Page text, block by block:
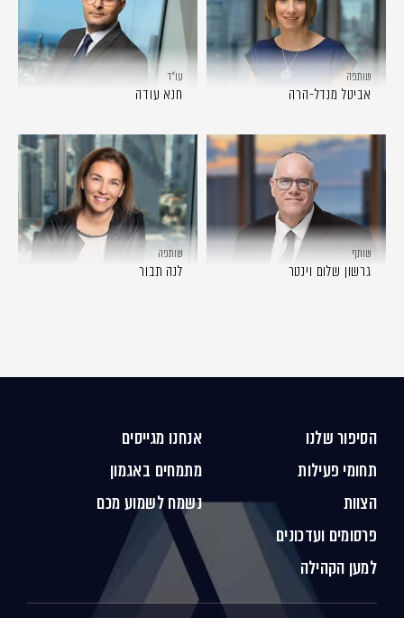
שותפה
אביטל מנדל-הרה
עו״ד
חנא עודה
שותף
גרשון שלום וינטר
שותפה
לנה תבור
הסיפור שלנו
תחומי פעילות
הצוות
פרסומים ועדכונים
למען הקהילה
אנחנו מגייסים
מתמחים באגמון
נשמח לשמוע מכם